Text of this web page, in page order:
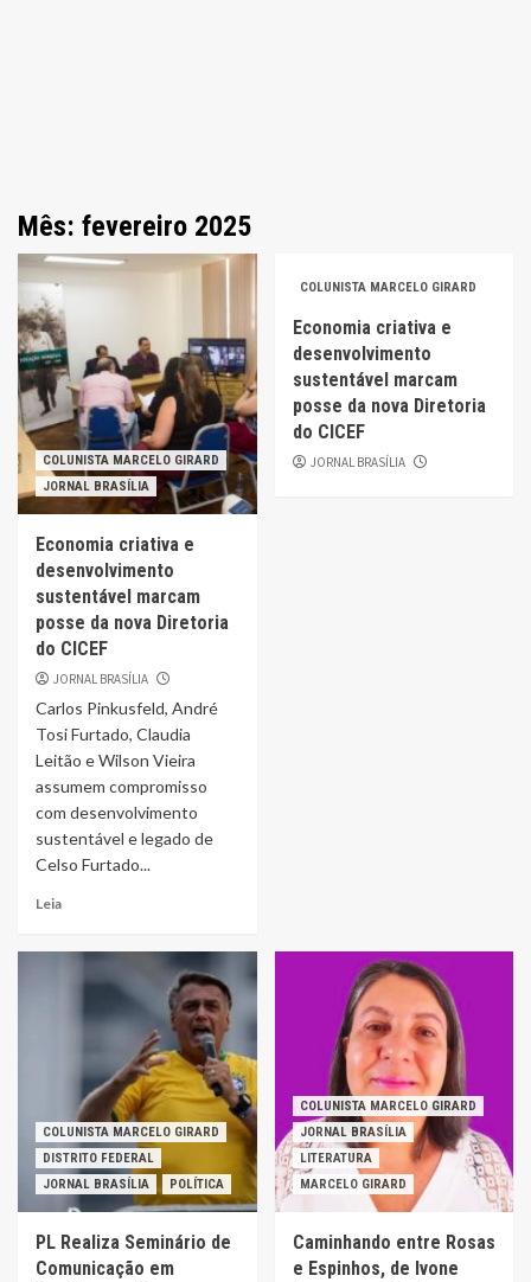
Mês: fevereiro 2025
COLUNISTA MARCELO GIRARD
JORNAL BRASÍLIA
Economia criativa e
desenvolvimento
sustentável marcam
posse da nova Diretoria
do CICEF
JORNAL BRASÍLIA
Carlos Pinkusfeld, André
Tosi Furtado, Claudia
Leitão e Wilson Vieira
assumem compromisso
com desenvolvimento
sustentável e legado de
Celso Furtado...
Leia
COLUNISTA MARCELO GIRARD
Economia criativa e
desenvolvimento
sustentável marcam
posse da nova Diretoria
do CICEF
JORNAL BRASÍLIA
COLUNISTA MARCELO GIRARD
DISTRITO FEDERAL
JORNAL BRASÍLIA
POLÍTICA
PL Realiza Seminário de
Comunicação em
COLUNISTA MARCELO GIRARD
JORNAL BRASÍLIA
LITERATURA
MARCELO GIRARD
Caminhando entre Rosas
e Espinhos, de Ivone